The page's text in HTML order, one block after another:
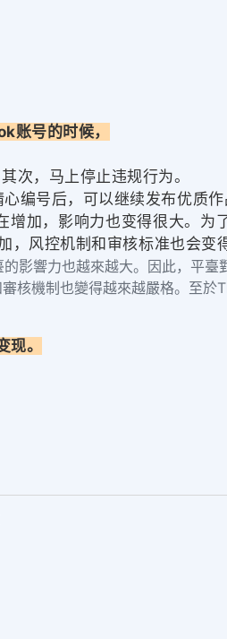
账号的时候，
次，马上停止违规行为。
编号后，可以继续发布优质作
加，影响力也变得很大。
风控机制和审核标准也会变
影響力也越來越大。因此，平
核機制也變得越來越嚴格。至於
。